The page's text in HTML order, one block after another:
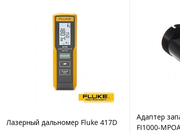
Купить в 1 клик
В
Лазерный дальномер Fluke 417D
Адаптер
FI1000-